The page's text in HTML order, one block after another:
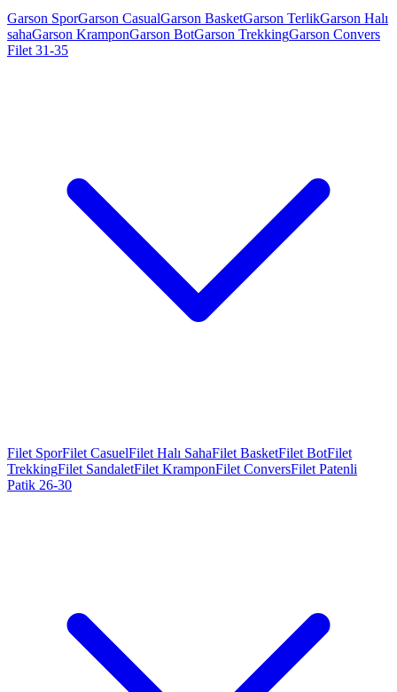
Garson SporGarson CasualGarson BasketGarson TerlikGarson Halı
sahaGarson KramponGarson BotGarson TrekkingGarson Convers
Filet 31-35
Filet SporFilet CasuelFilet Halı SahaFilet BasketFilet BotFilet
TrekkingFilet SandaletFilet KramponFilet ConversFilet Patenli
Patik 26-30